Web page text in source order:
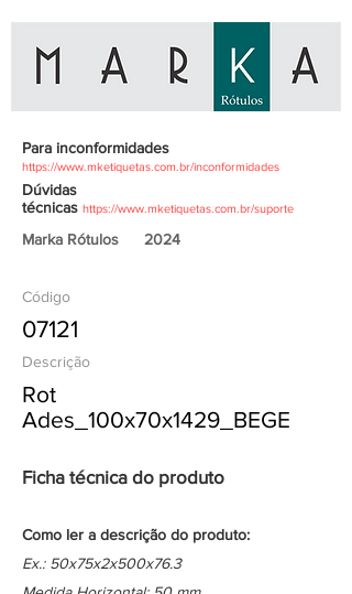
Para inconformidades
https://www.mketiquetas.com.br/inconformidades
Dúvidas
técnicas https://www.mketiquetas.com.br/suporte
Marka Rótulos 2024
Código
07121
Descrição
Rot
Ades_100x70x1429_BEGE
Ficha técnica do produto
Como ler a descrição do produto:
Ex.: 50x75x2x500x76.3